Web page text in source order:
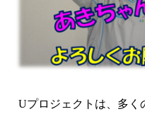
Uプロジェクトは、多く